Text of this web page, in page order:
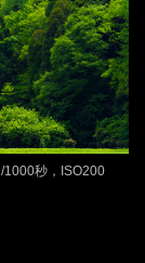
秒，ISO200